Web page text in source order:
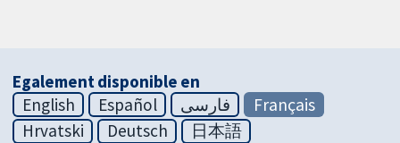
Egalement disponible en
English
Español فارسی
Français
Hrvatski
Deutsch
日本語